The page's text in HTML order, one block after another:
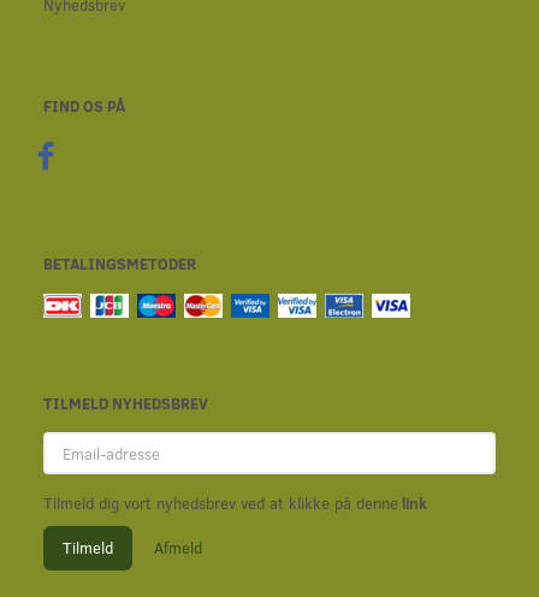
Nyhedsbrev
FIND OS PÅ
BETALINGSMETODER
TILMELD NYHEDSBREV
Email-
adresse
Tilmeld dig vort nyhedsbrev ved at klikke på denne link
Tilmeld Afmeld